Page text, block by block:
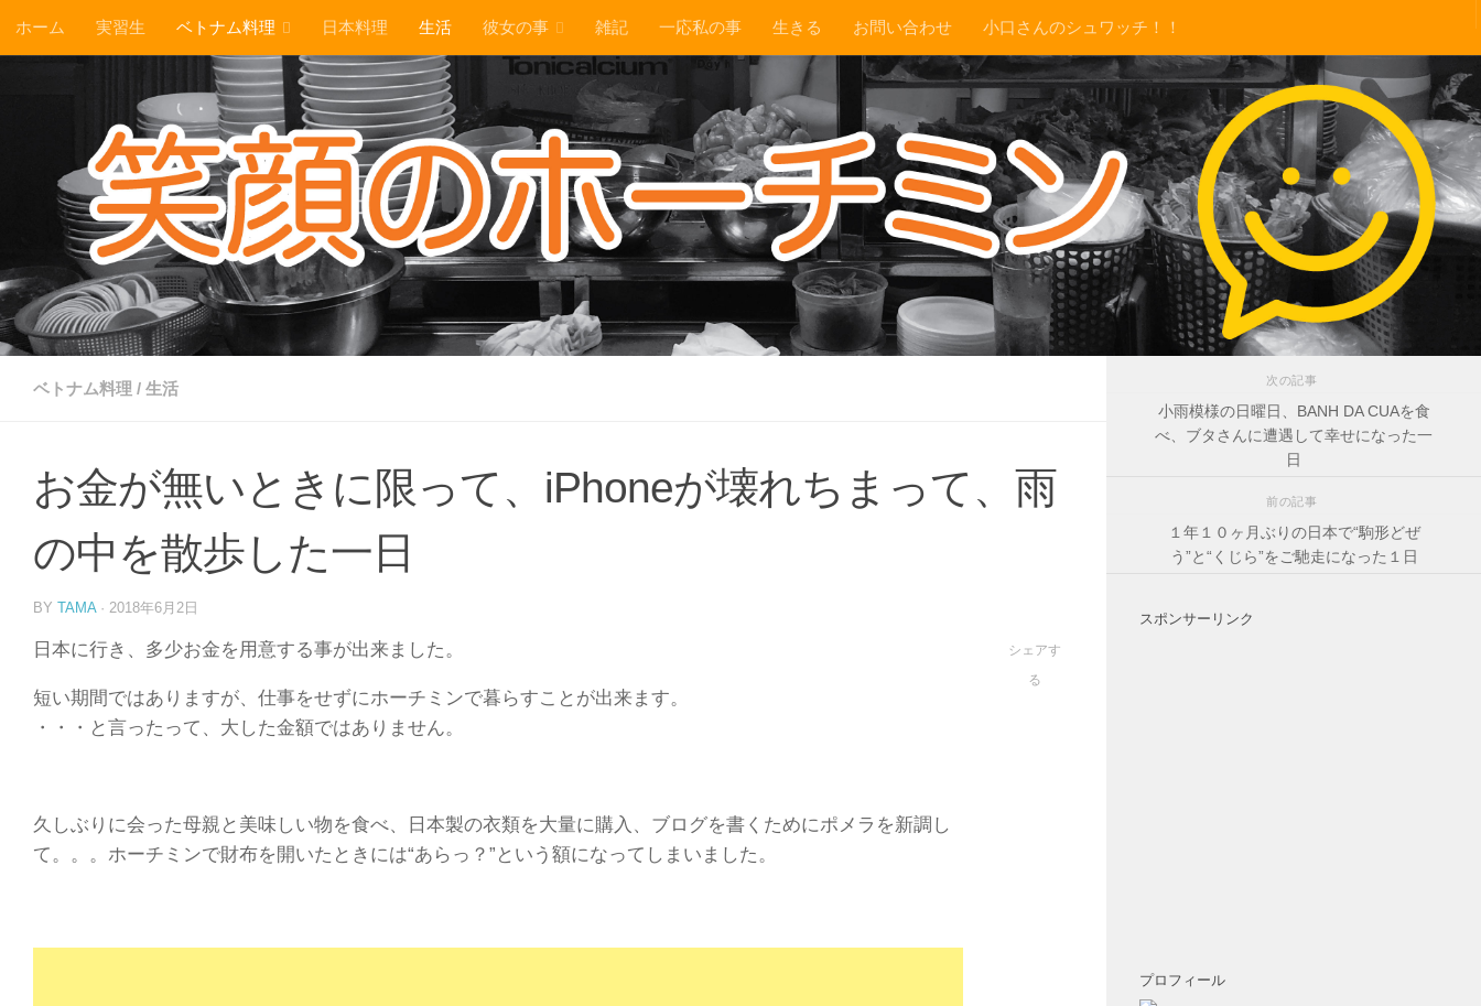
コンテンツへスキップ
ホーム 実習生 ベトナム料理 日本料理 生活 彼女の事 雑記 一応私の事 生きる お問い合わせ 小口さんのシュワッチ！！
ベトナム料理 / 生活
お金が無いときに限って、iPhoneが壊れちまって、雨
の中を散歩した一日
BY TAMA · 2018年6月2日
日本に行き、多少お金を用意する事が出来ました。
短い期間ではありますが、仕事をせずにホーチミンで暮らすことが出来ます。
・・・と言ったって、大した金額ではありません。
久しぶりに会った母親と美味しい物を食べ、日本製の衣類を大量に購入、ブログを書くためにポメラを新調し
て。。。ホーチミンで財布を開いたときには“あらっ？”という額になってしまいました。
シェアす
る
次の記事
小雨模様の日曜日、BANH DA CUAを食
べ、ブタさんに遭遇して幸せになった一
日
前の記事
１年１０ヶ月ぶりの日本で“駒形どぜ
う”と“くじら”をご馳走になった１日
スポンサーリンク
プロフィール